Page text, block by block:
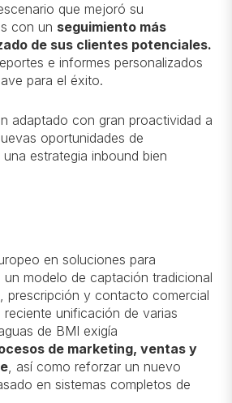
que mejoró su
con un seguimiento más
de sus clientes potenciales.
e informes personalizados
para el éxito.
adaptado con gran proactividad a
oportunidades de
estrategia inbound bien
en soluciones para
un modelo de captación tradicional
prescripción y contacto comercial
reciente unificación de varias
de BMI exigía
de marketing, ventas y
, así como reforzar un nuevo
en sistemas completos de